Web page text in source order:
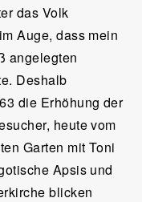
das Volk
Auge, dass mein
angelegten
Deshalb
die Erhöhung der
heute vom
Garten mit Toni
Apsis und
blicken